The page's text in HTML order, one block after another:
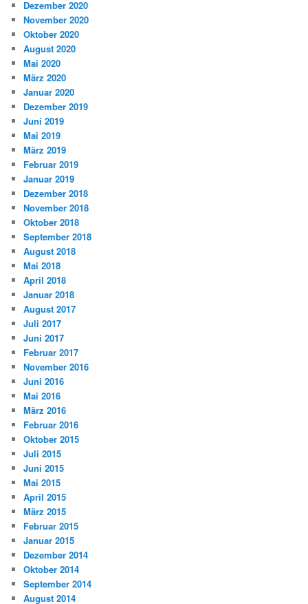
Dezember 2020
November 2020
Oktober 2020
August 2020
Mai 2020
März 2020
Januar 2020
Dezember 2019
Juni 2019
Mai 2019
März 2019
Februar 2019
Januar 2019
Dezember 2018
November 2018
Oktober 2018
September 2018
August 2018
Mai 2018
April 2018
Januar 2018
August 2017
Juli 2017
Juni 2017
Februar 2017
November 2016
Juni 2016
Mai 2016
März 2016
Februar 2016
Oktober 2015
Juli 2015
Juni 2015
Mai 2015
April 2015
März 2015
Februar 2015
Januar 2015
Dezember 2014
Oktober 2014
September 2014
August 2014